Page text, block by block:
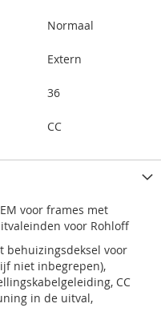
Normaal
Extern
36
CC
voor frames met
voor Rohloff
behuizingsdeksel voor
niet inbegrepen),
CC
in de uitval,